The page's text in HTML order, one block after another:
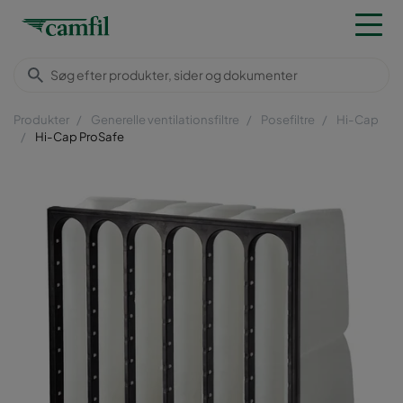
Produkter Generelle ventilationsfiltre Posefiltre
Hi-Cap
Hi-Cap ProSafe